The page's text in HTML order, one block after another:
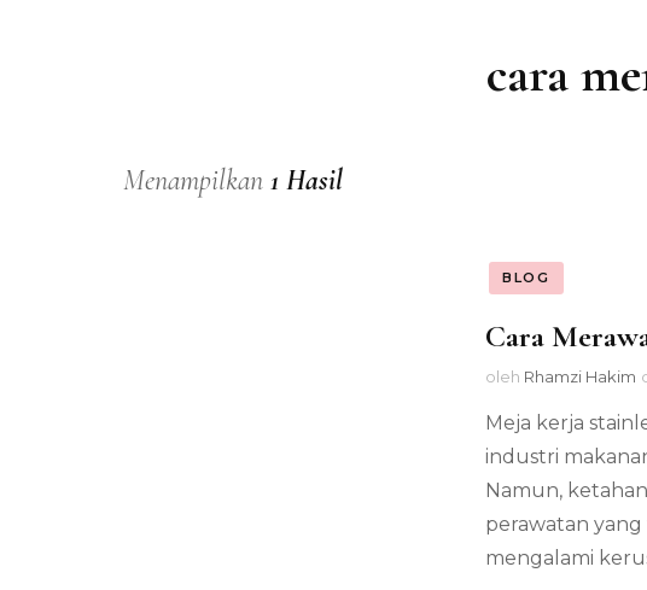
cara
Menampilkan 1 Hasil
BLOG
Cara
oleh Rhamzi Hakim
Meja kerja
industri
Namun,
perawatan
mengalami